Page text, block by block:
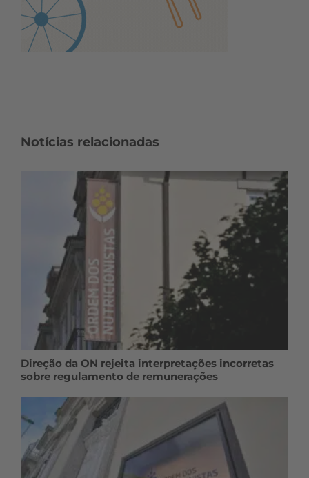
Notícias relacionadas
Direção da ON rejeita interpretações incorretas
sobre regulamento de remunerações